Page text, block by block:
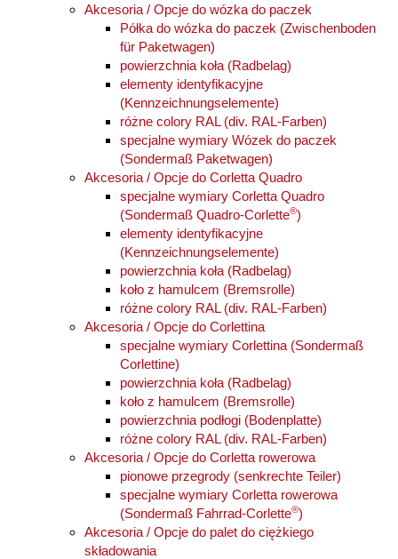
Akcesoria / Opcje do wózka do paczek
Półka do wózka do paczek (Zwischenboden
für Paketwagen)
powierzchnia koła (Radbelag)
elementy identyfikacyjne
(Kennzeichnungselemente)
różne colory RAL (div. RAL-Farben)
specjalne wymiary Wózek do paczek
(Sondermaß Paketwagen)
Akcesoria / Opcje do Corletta Quadro
specjalne wymiary Corletta Quadro
(Sondermaß Quadro-Corlette®)
elementy identyfikacyjne
(Kennzeichnungselemente)
powierzchnia koła (Radbelag)
koło z hamulcem (Bremsrolle)
różne colory RAL (div. RAL-Farben)
Akcesoria / Opcje do Corlettina
specjalne wymiary Corlettina (Sondermaß
Corlettine)
powierzchnia koła (Radbelag)
koło z hamulcem (Bremsrolle)
powierzchnia podłogi (Bodenplatte)
różne colory RAL (div. RAL-Farben)
Akcesoria / Opcje do Corletta rowerowa
pionowe przegrody (senkrechte Teiler)
specjalne wymiary Corletta rowerowa
(Sondermaß Fahrrad-Corlette®)
Akcesoria / Opcje do palet do ciężkiego
składowania